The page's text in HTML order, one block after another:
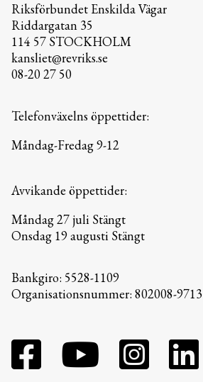
Riksförbundet Enskilda Vägar
Riddargatan 35
114 57 STOCKHOLM
kansliet@revriks.se
08-20 27 50
Telefonväxelns öppettider:
Måndag-Fredag 9-12
Avvikande öppettider:
Måndag 27 juli Stängt
Onsdag 19 augusti Stängt
Bankgiro: 5528-1109
Organisationsnummer: 802008-9713